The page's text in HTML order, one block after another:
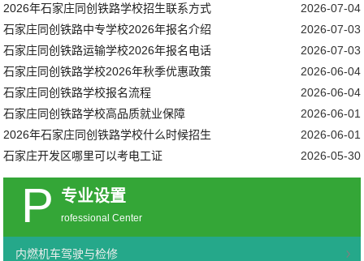
2026-07-04
2026年石家庄同创铁路学校招生联系方式
2026-07-03
石家庄同创铁路中专学校2026年报名介绍
2026-07-03
石家庄同创铁路运输学校2026年报名电话
2026-06-04
石家庄同创铁路学校2026年秋季优惠政策
2026-06-04
石家庄同创铁路学校报名流程
2026-06-01
石家庄同创铁路学校高品质就业保障
2026-06-01
2026年石家庄同创铁路学校什么时候招生
2026-05-30
石家庄开发区哪里可以考电工证
P 专业设置
rofessional Center
内燃机车驾驶与检修